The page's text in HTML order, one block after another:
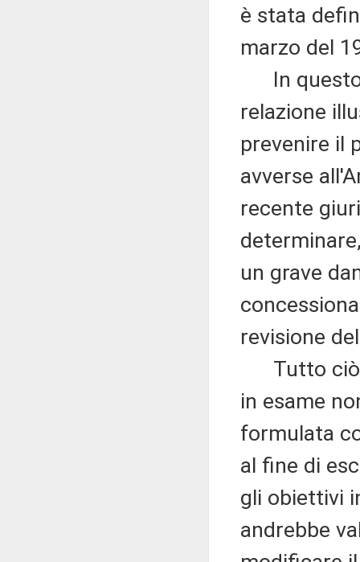
è stata
marzo del
In questo
relazione
prevenire il
avverse
recente
un grave
revisione
Tutto ciò
in esame
formulata
al fine di
gli obiettivi
andrebbe